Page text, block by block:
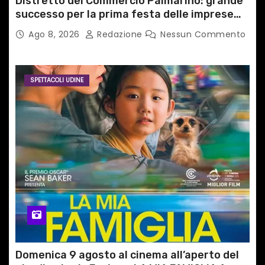
successo per la prima festa delle imprese
del territorio
Ago 8, 2026 Redazione Nessun Commento
SPETTACOLI UDINE
Domenica 9 agosto al cinema all’aperto del